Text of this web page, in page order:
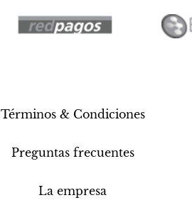
Términos & Condiciones
Preguntas frecuentes
La empresa